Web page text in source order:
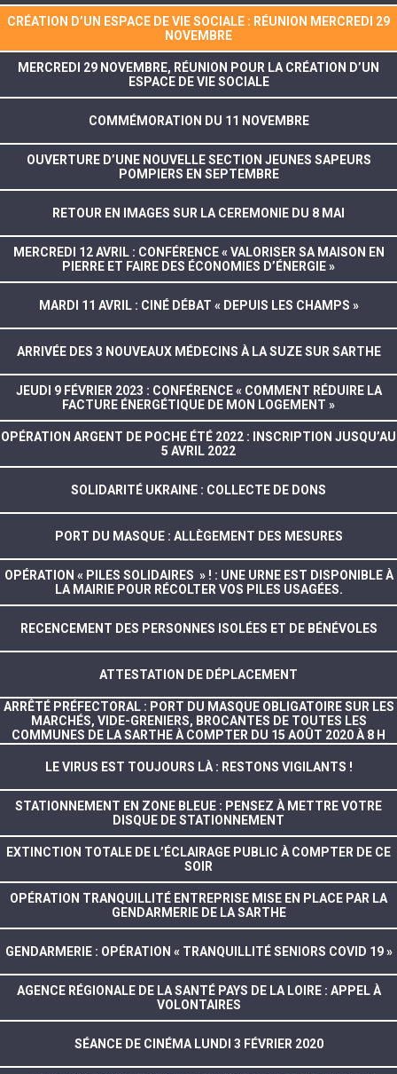
CRÉATION D’UN ESPACE DE VIE SOCIALE : RÉUNION MERCREDI 29
NOVEMBRE
MERCREDI 29 NOVEMBRE, RÉUNION POUR LA CRÉATION D’UN
ESPACE DE VIE SOCIALE
COMMÉMORATION DU 11 NOVEMBRE
OUVERTURE D’UNE NOUVELLE SECTION JEUNES SAPEURS
POMPIERS EN SEPTEMBRE
RETOUR EN IMAGES SUR LA CEREMONIE DU 8 MAI
MERCREDI 12 AVRIL : CONFÉRENCE « VALORISER SA MAISON EN
PIERRE ET FAIRE DES ÉCONOMIES D’ÉNERGIE »
MARDI 11 AVRIL : CINÉ DÉBAT « DEPUIS LES CHAMPS »
ARRIVÉE DES 3 NOUVEAUX MÉDECINS À LA SUZE SUR SARTHE
JEUDI 9 FÉVRIER 2023 : CONFÉRENCE « COMMENT RÉDUIRE LA
FACTURE ÉNERGÉTIQUE DE MON LOGEMENT »
OPÉRATION ARGENT DE POCHE ÉTÉ 2022 : INSCRIPTION JUSQU’AU
5 AVRIL 2022
SOLIDARITÉ UKRAINE : COLLECTE DE DONS
PORT DU MASQUE : ALLÈGEMENT DES MESURES
OPÉRATION « PILES SOLIDAIRES » ! : UNE URNE EST DISPONIBLE À
LA MAIRIE POUR RÉCOLTER VOS PILES USAGÉES.
RECENCEMENT DES PERSONNES ISOLÉES ET DE BÉNÉVOLES
ATTESTATION DE DÉPLACEMENT
ARRÊTÉ PRÉFECTORAL : PORT DU MASQUE OBLIGATOIRE SUR LES
MARCHÉS, VIDE-GRENIERS, BROCANTES DE TOUTES LES
COMMUNES DE LA SARTHE À COMPTER DU 15 AOÛT 2020 À 8 H
LE VIRUS EST TOUJOURS LÀ : RESTONS VIGILANTS !
STATIONNEMENT EN ZONE BLEUE : PENSEZ À METTRE VOTRE
DISQUE DE STATIONNEMENT
EXTINCTION TOTALE DE L’ÉCLAIRAGE PUBLIC À COMPTER DE CE
SOIR
OPÉRATION TRANQUILLITÉ ENTREPRISE MISE EN PLACE PAR LA
GENDARMERIE DE LA SARTHE
GENDARMERIE : OPÉRATION « TRANQUILLITÉ SENIORS COVID 19 »
AGENCE RÉGIONALE DE LA SANTÉ PAYS DE LA LOIRE : APPEL À
VOLONTAIRES
SÉANCE DE CINÉMA LUNDI 3 FÉVRIER 2020